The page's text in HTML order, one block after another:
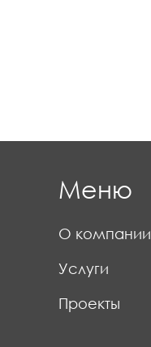
Меню
О компании
Услуги
Проекты